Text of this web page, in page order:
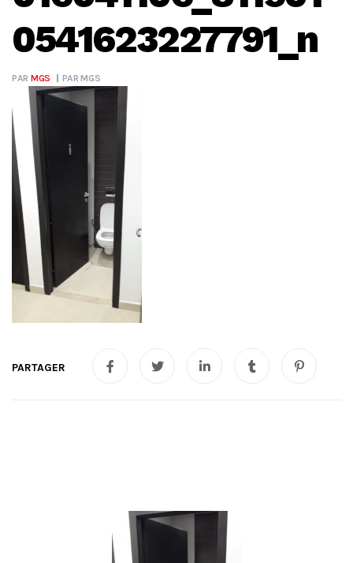
0541623227791_n
PAR MGS PARMGS